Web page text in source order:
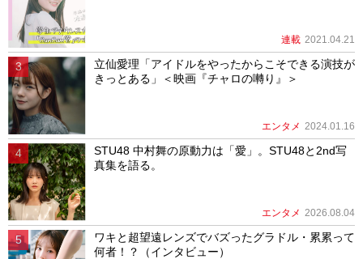
連載 2021.04.21
立仙愛理「アイドルをやったからこそできる演技が
きっとある」＜映画『チャロの囀り』＞
エンタメ 2024.01.16
STU48 中村舞の原動力は「愛」。STU48と2nd写
真集を語る。
エンタメ 2026.08.04
ワキと超望遠レンズでバズったグラドル・累累って
何者！？（インタビュー）